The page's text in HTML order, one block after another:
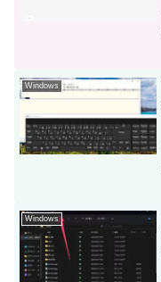
Windows
Windows